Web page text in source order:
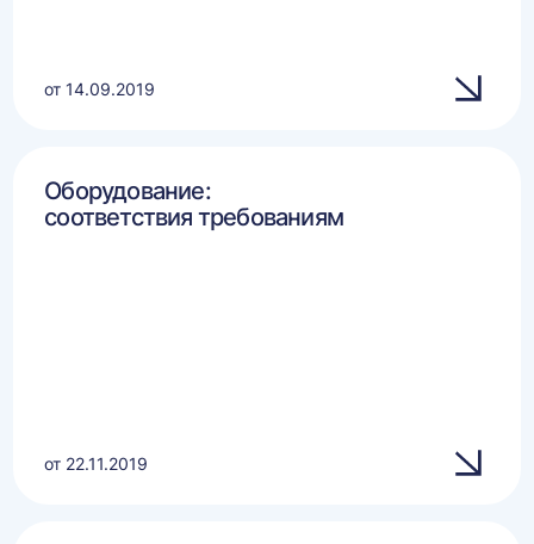
от 14.09.2019
Оборудование:
соответствия требованиям
от 22.11.2019